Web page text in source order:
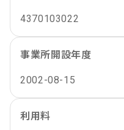
4370103022
事業所開設年度
2002-08-15
利用料